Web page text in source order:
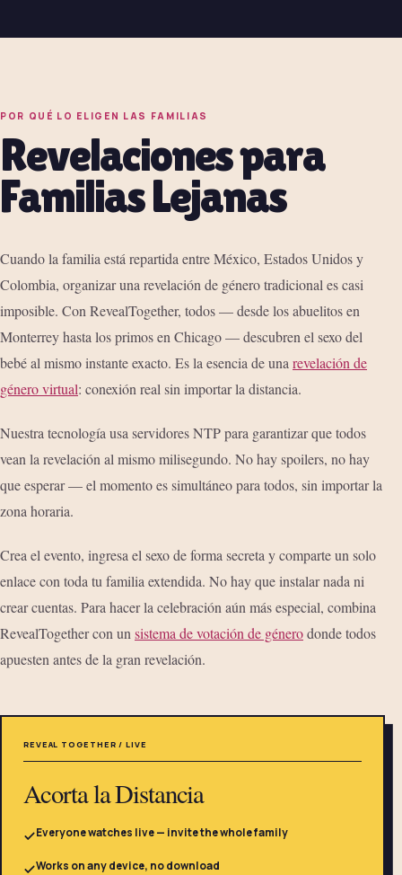
POR QUÉ LO ELIGEN LAS FAMILIAS
Revelaciones para
Familias Lejanas
Cuando la familia está repartida entre México, Estados Unidos y
Colombia, organizar una revelación de género tradicional es casi
imposible. Con RevealTogether, todos — desde los abuelitos en
Monterrey hasta los primos en Chicago — descubren el sexo del
bebé al mismo instante exacto. Es la esencia de una revelación de
género virtual: conexión real sin importar la distancia.
Nuestra tecnología usa servidores NTP para garantizar que todos
vean la revelación al mismo milisegundo. No hay spoilers, no hay
que esperar — el momento es simultáneo para todos, sin importar la
zona horaria.
Crea el evento, ingresa el sexo de forma secreta y comparte un solo
enlace con toda tu familia extendida. No hay que instalar nada ni
crear cuentas. Para hacer la celebración aún más especial, combina
RevealTogether con un sistema de votación de génerodonde todos
apuesten antes de la gran revelación.
REVEAL TOGETHER / LIVE
Acorta la Distancia
Everyone watches live — invite the whole family
Works on any device, no download